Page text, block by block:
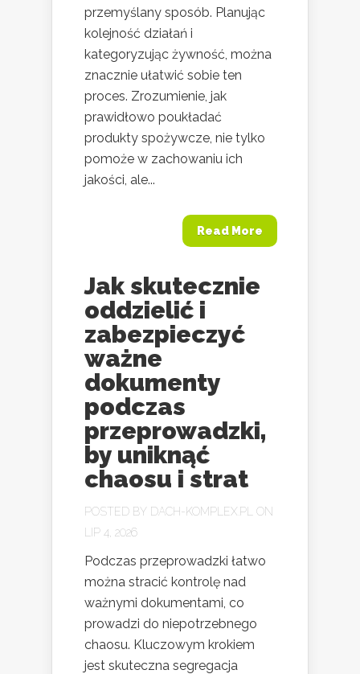
przemyślany sposób. Planując
kolejność działań i
kategoryzując żywność, można
znacznie ułatwić sobie ten
proces. Zrozumienie, jak
prawidłowo poukładać
produkty spożywcze, nie tylko
pomoże w zachowaniu ich
jakości, ale...
Read More
Jak skutecznie
oddzielić i
zabezpieczyć
ważne
dokumenty
podczas
przeprowadzki,
by uniknąć
chaosu i strat
POSTED BY DACH-KOMPLEX.PL
ON
LIP 4, 2026
Podczas przeprowadzki łatwo
można stracić kontrolę nad
ważnymi dokumentami, co
prowadzi do niepotrzebnego
chaosu. Kluczowym krokiem
jest skuteczna segregacja